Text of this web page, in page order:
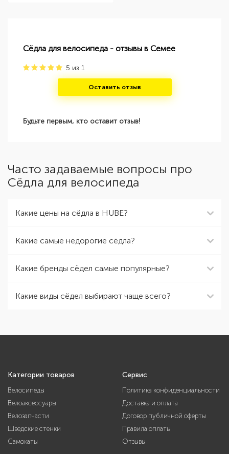
Сёдла для велосипеда - отзывы в Семее
5 из 1
Оставить отзыв
Будьте первым, кто оставит отзыв!
Часто задаваемые вопросы про
Сёдла для велосипеда
Какие цены на сёдла в HUBE?
Какие самые недорогие cёдла?
Какие бренды сёдел самые популярные?
Какие виды сёдел выбирают чаще всего?
Категории товаров
Велосипеды
Велоаксессуары
Велозапчасти
Шведские стенки
Самокаты
Сервис
Политика конфиденциальности
Доставка и оплата
Договор публичной оферты
Правила оплаты
Отзывы